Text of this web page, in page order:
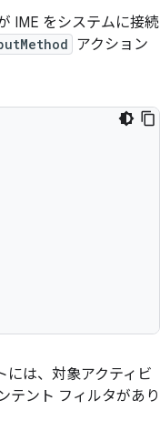
IME をシステムに接続
アクション
には、対象アクティビ
テント フィルタがあり